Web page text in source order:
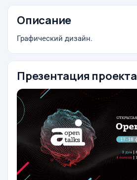
Описание
Графический дизайн.
Презентация проекта